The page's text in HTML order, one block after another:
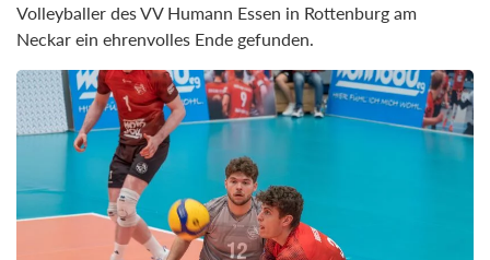
Volleyballer des VV Humann Essen in Rottenburg am
Neckar ein ehrenvolles Ende gefunden.